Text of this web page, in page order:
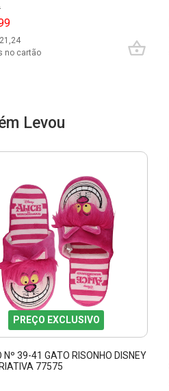
21,24
no cartão
Levou
PREÇO EXCLUSIVO
Nº 39-41 GATO RISONHO DISNEY
77575